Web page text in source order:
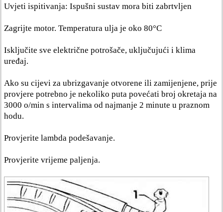
Uvjeti ispitivanja: Ispušni sustav mora biti zabrtvljen
Zagrijte motor. Temperatura ulja je oko 80°C
Isključite sve električne potrošače, uključujući i klima
uređaj.
Ako su cijevi za ubrizgavanje otvorene ili zamijenjene, prije
provjere potrebno je nekoliko puta povećati broj okretaja na
3000 o/min s intervalima od najmanje 2 minute u praznom
hodu.
Provjerite lambda podešavanje.
Provjerite vrijeme paljenja.